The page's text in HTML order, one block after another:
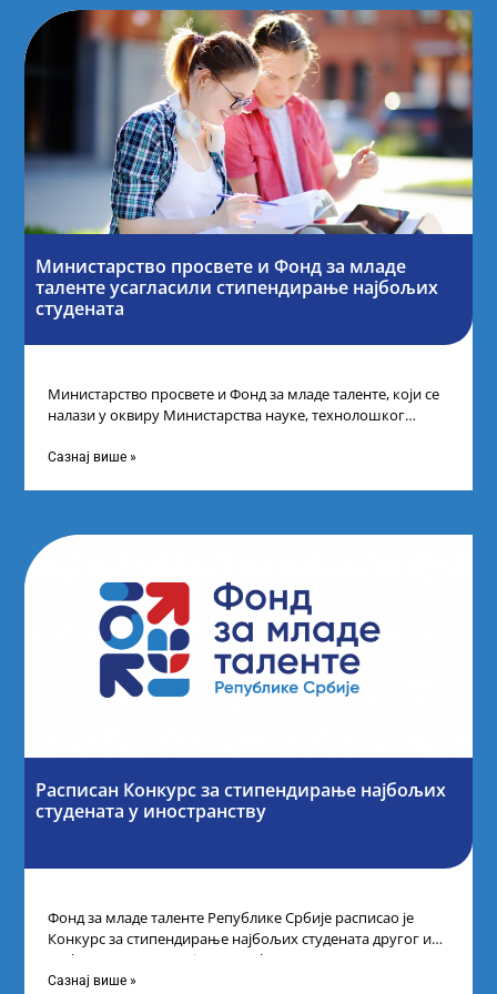
Министарство просвете и Фонд за младе
таленте усагласили стипендирање најбољих
студената
Министарство просвете и Фонд за младе таленте, који се
налази у оквиру Министарства науке, технолошког
Сазнај више »
Расписан Конкурс за стипендирање најбољих
студената y иностранству
Фонд за младе таленте Републике Србије расписао је
Конкурс за стипендирање најбољих студената другог и
трећег степена студија на водећим
Сазнај више »